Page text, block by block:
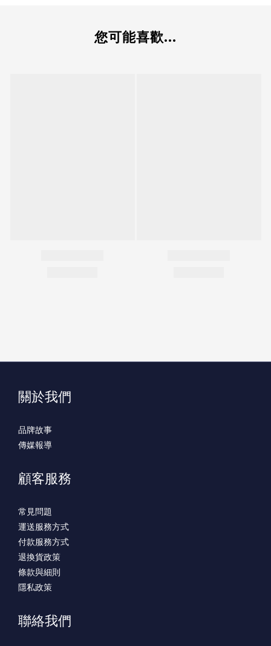
您可能喜歡...
關於我們
品牌故事
傳媒報導
顧客服務
常見問題
運送服務方式
付款服務方式
退換貨政策
條款與細則
隱私政策
聯絡我們